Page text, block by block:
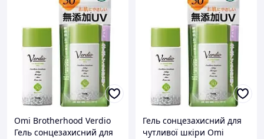
Omi Brotherhood Verdio
Гель сонцезахисний для
Гель сонцезахисний для
чутливої шкіри Omi